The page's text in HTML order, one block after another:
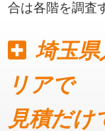
合は各階を調査
埼玉
リアで
見積だけ